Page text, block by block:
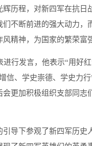
历程，对新四军在抗
不断前进的强大动力
精神，为国家的繁荣富
行发言，他表示“用好
信、学史崇德、学史力
更加积极组织支部同
导下参观了新四军历